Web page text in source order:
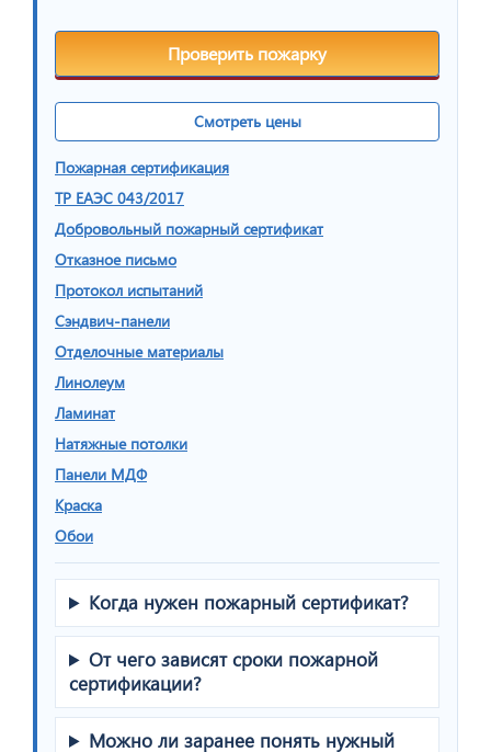
Проверить пожарку
Смотреть цены
Пожарная сертификация
ТР ЕАЭС 043/2017
Добровольный пожарный сертификат
Отказное письмо
Протокол испытаний
Сэндвич-панели
Отделочные материалы
Линолеум
Ламинат
Натяжные потолки
Панели МДФ
Краска
Обои
Когда нужен пожарный сертификат?
От чего зависят сроки пожарной
сертификации?
Можно ли заранее понять нужный